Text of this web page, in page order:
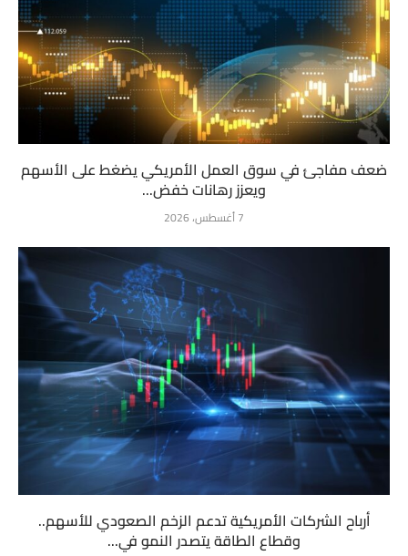
ضعف مفاجئ في سوق العمل الأمريكي يضغط على الأسهم
ويعزز رهانات خفض...
7 أغسطس، 2026
أرباح الشركات الأمريكية تدعم الزخم الصعودي للأسهم..
وقطاع الطاقة يتصدر النمو في...